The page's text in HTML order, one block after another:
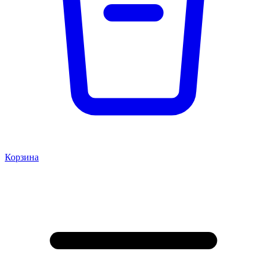
Корзина